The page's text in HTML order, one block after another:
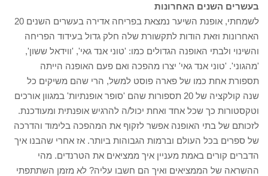
בעשרים השנים האחרונות
לשמחתי, אופנת השיער נמצאת בפריחה אדירה בעשרים השנים 20
האחרונות וזאת הודות לתקשורת שלה חלק גדול בעידוד הפריחה
והשינוי ולבתי האופנה הגדולים כמו: 'טוני אנד גאי', 'ווידאל ששון',
'מהגוני'. 'טוני אנד גאי' יצרו מהפכה ואם פעם האופנה הייתה
תספורת אחת כמו של פארה פוסט למשל, הרי שהם משיקים כל
שנה קולקציה של 20 תספורות שהם 'סופר אופנתיות' במגוון אורכים
וטקסטורות כך שכל אחד ואחת יכול/ה להרגיש אופנתית ומעודכנת.
לזכותם של בתי האופנה אפשר לזקוף את המהפכה בלימוד והדרכה
של ספרים בכל העולם וברמות הגבוהות ביותר. אז אחרי שהבנו איך
הדברים קורים באמת מעניין איך ממציאים את הטרנדים. מהי
ההשראה של הממציאים ואיך הם חשבו עליה? לא מזמן השתתפתי